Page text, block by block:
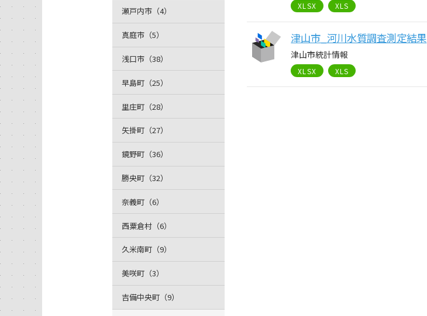
XLSX XLS
津山市_河川水質調査測定結果
津山市統計情報
XLSX XLS
瀬戸内市（4）
真庭市（5）
浅口市（38）
早島町（25）
里庄町（28）
矢掛町（27）
鏡野町（36）
勝央町（32）
奈義町（6）
西粟倉村（6）
久米南町（9）
美咲町（3）
吉備中央町（9）